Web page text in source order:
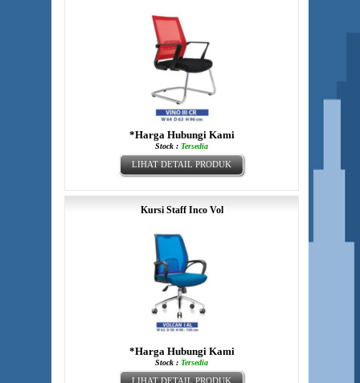
*Harga Hubungi Kami
Stock : Tersedia
LIHAT DETAIL PRODUK
Kursi Staff Inco Vol
*Harga Hubungi Kami
Stock : Tersedia
LIHAT DETAIL PRODUK